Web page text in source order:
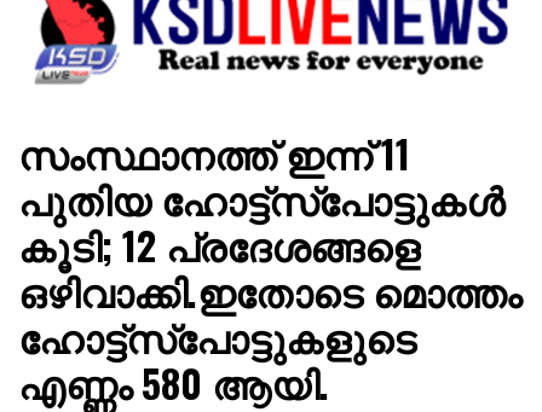
KSDLIVENEWS
സംസ്ഥാനത്ത് ഇന്ന് 11
പുതിയ ഹോട്ട്സ്പോട്ടുകള്‍
കൂടി; 12 പ്രദേശങ്ങളെ
ഒഴിവാക്കി.ഇതോടെ മൊത്തം
ഹോട്ട്‌സ്‌പോട്ടുകളുടെ
എണ്ണം 580 ആയി.